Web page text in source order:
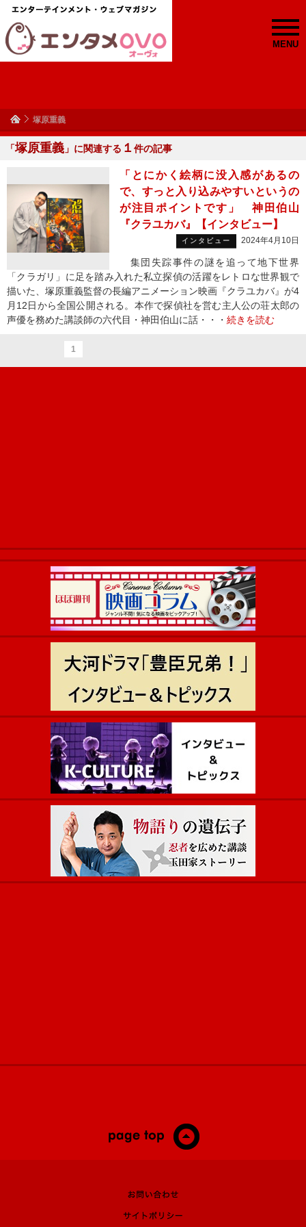
MENU
塚原重義
「塚原重義 」に関連する １ 件の記事
「とにかく絵柄に没入感があるの
で、すっと入り込みやすいというの
が注目ポイントです」 神田伯山
『クラユカバ』【インタビュー】
インタビュー 2024年4月10日
集団失踪事件の謎を追って地下世界
「クラガリ」に足を踏み入れた私立探偵の活躍をレトロな世界観で
描いた、塚原重義監督の長編アニメーション映画『クラユカバ』が4
月12日から全国公開される。本作で探偵社を営む主人公の荘太郎の
声優を務めた講談師の六代目・神田伯山に話・・・ 続きを読む
1